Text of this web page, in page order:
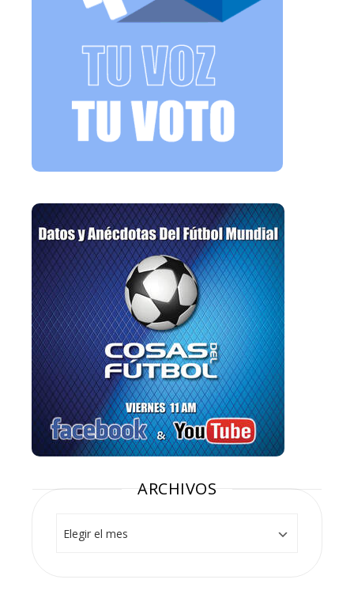
ARCHIVOS